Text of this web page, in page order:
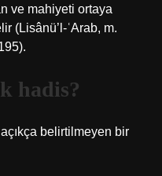
ve mahiyeti ortaya
(Lisânü’l-ʿArab, m.
hadis?
belirtilmeyen bir